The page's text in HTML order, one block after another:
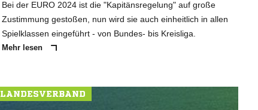
Bei der EURO 2024 ist die "Kapitänsregelung" auf große
Zustimmung gestoßen, nun wird sie auch einheitlich in allen
Spielklassen eingeführt - von Bundes- bis Kreisliga.
Mehr lesen
LANDESVERBAND